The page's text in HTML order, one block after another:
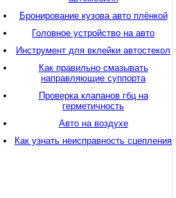
Бронирование кузова авто плёнкой
Головное устройство на авто
Инструмент для вклейки автостекол
Как правильно смазывать
направляющие суппорта
Проверка клапанов гбц на
герметичность
Авто на воздухе
Как узнать неисправность сцепления